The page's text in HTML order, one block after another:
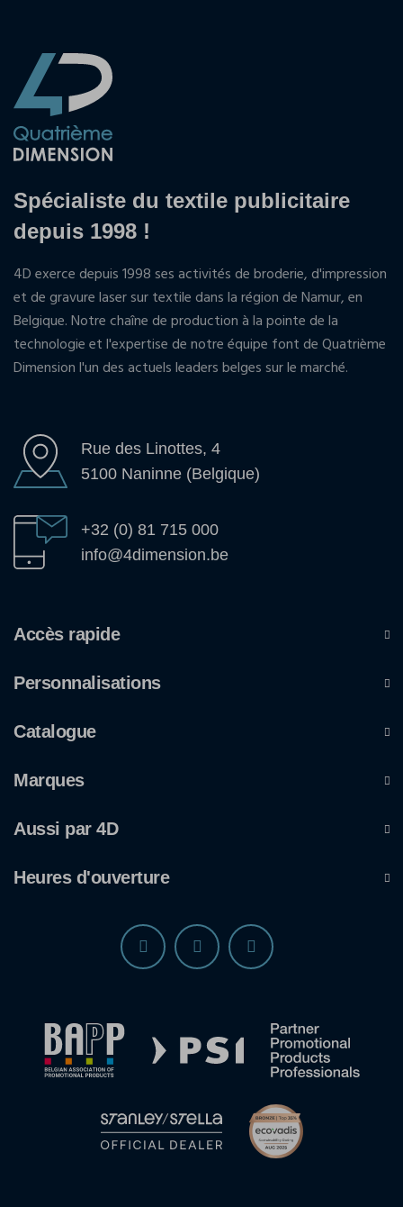
Spécialiste du textile publicitaire
depuis 1998 !
4D exerce depuis 1998 ses activités de broderie, d'impression
et de gravure laser sur textile dans la région de Namur, en
Belgique. Notre chaîne de production à la pointe de la
technologie et l'expertise de notre équipe font de Quatrième
Dimension l'un des actuels leaders belges sur le marché.
Rue des Linottes, 4
5100 Naninne (Belgique)
+32 (0) 81 715 000
info@4dimension.be
Accès rapide
Personnalisations
Catalogue
Marques
Aussi par 4D
Heures d'ouverture